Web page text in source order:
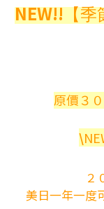
NEW!! 【
原價３
\
２
美日一年一度